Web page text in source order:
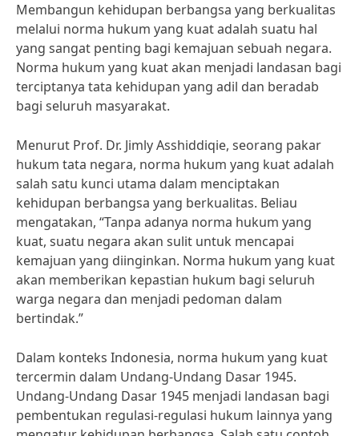
Membangun kehidupan berbangsa yang berkualitas
melalui norma hukum yang kuat adalah suatu hal
yang sangat penting bagi kemajuan sebuah negara.
Norma hukum yang kuat akan menjadi landasan bagi
terciptanya tata kehidupan yang adil dan beradab
bagi seluruh masyarakat.
Menurut Prof. Dr. Jimly Asshiddiqie, seorang pakar
hukum tata negara, norma hukum yang kuat adalah
salah satu kunci utama dalam menciptakan
kehidupan berbangsa yang berkualitas. Beliau
mengatakan, “Tanpa adanya norma hukum yang
kuat, suatu negara akan sulit untuk mencapai
kemajuan yang diinginkan. Norma hukum yang kuat
akan memberikan kepastian hukum bagi seluruh
warga negara dan menjadi pedoman dalam
bertindak.”
Dalam konteks Indonesia, norma hukum yang kuat
tercermin dalam Undang-Undang Dasar 1945.
Undang-Undang Dasar 1945 menjadi landasan bagi
pembentukan regulasi-regulasi hukum lainnya yang